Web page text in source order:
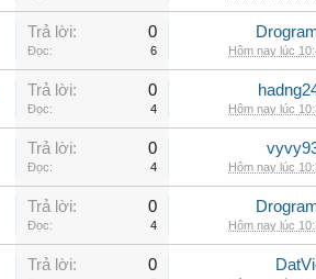
Trả lời: 0
Đọc: 6 Hôm nay lúc
Trả lời: 0
Đọc: 4 Hôm nay lúc
Trả lời: 0
Đọc: 4 Hôm nay lúc
Trả lời: 0
Đọc: 4 Hôm nay lúc
Trả lời: 0